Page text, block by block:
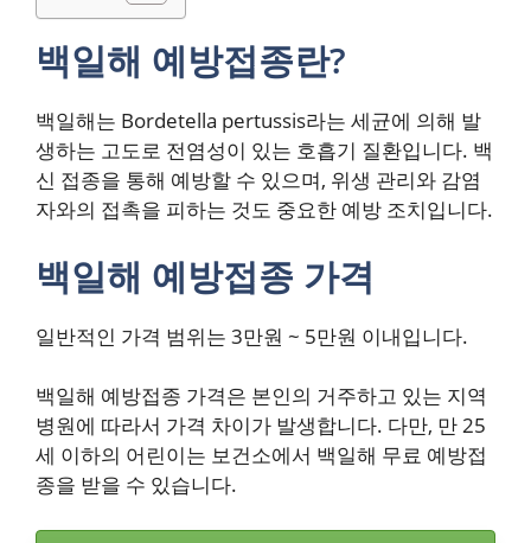
백일해 예방접종란?
백일해는 Bordetella pertussis라는 세균에 의해 발
생하는 고도로 전염성이 있는 호흡기 질환입니다. 백
신 접종을 통해 예방할 수 있으며, 위생 관리와 감염
자와의 접촉을 피하는 것도 중요한 예방 조치입니다.
백일해 예방접종 가격
일반적인 가격 범위는 3만원 ~ 5만원 이내입니다.
백일해 예방접종 가격은 본인의 거주하고 있는 지역
병원에 따라서 가격 차이가 발생합니다. 다만, 만 25
세 이하의 어린이는 보건소에서 백일해 무료 예방접
종을 받을 수 있습니다.